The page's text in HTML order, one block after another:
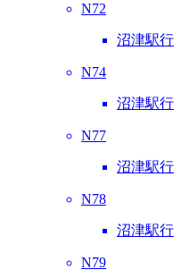
N72
沼津駅行
N74
沼津駅行
N77
沼津駅行
N78
沼津駅行
N79